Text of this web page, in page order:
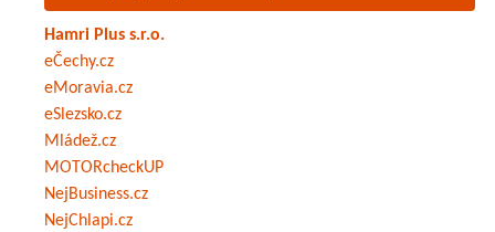
Hamri Plus s.r.o.
eČechy.cz
eMoravia.cz
eSlezsko.cz
Mládež.cz
MOTORcheckUP
NejBusiness.cz
NejChlapi.cz